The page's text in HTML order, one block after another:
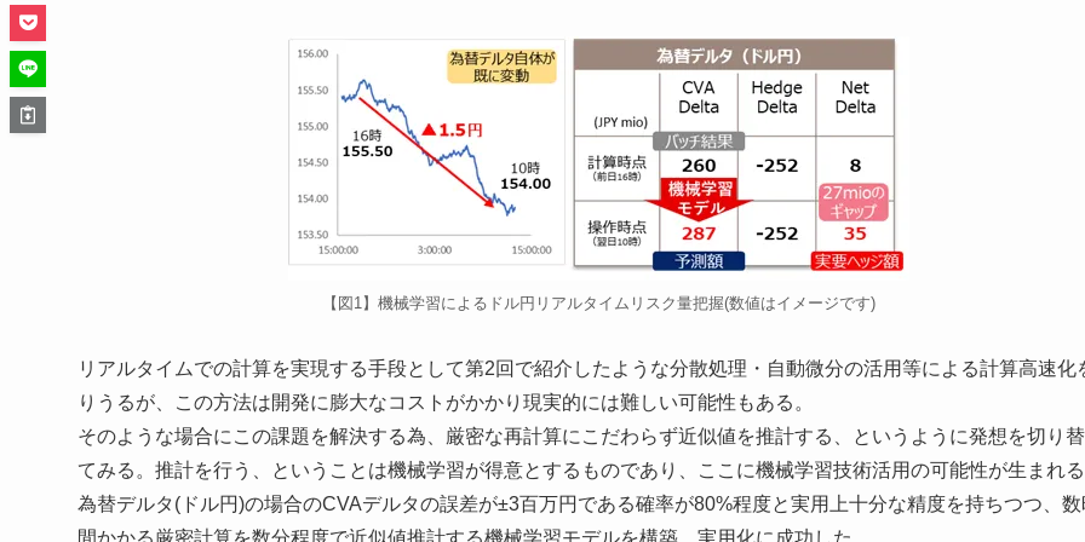
【図1】機械学習によるドル円リアルタイムリスク量把握(数値はイメージです)
リアルタイムでの計算を実現する手段として第2回で紹介したような分散処理・自動微分の活用等による計算高速化
りうるが、この方法は開発に膨大なコストがかかり現実的には難しい可能性もある。
そのような場合にこの課題を解決する為、厳密な再計算にこだわらず近似値を推計する、というように発想を切り替
てみる。推計を行う、ということは機械学習が得意とするものであり、ここに機械学習技術活用の可能性が生まれる
為替デルタ(ドル円)の場合のCVAデルタの誤差が±3百万円である確率が80%程度と実用上十分な精度を持ちつつ、数
間かかる厳密計算を数分程度で近似値推計する機械学習モデルを構築、実用化に成功した。